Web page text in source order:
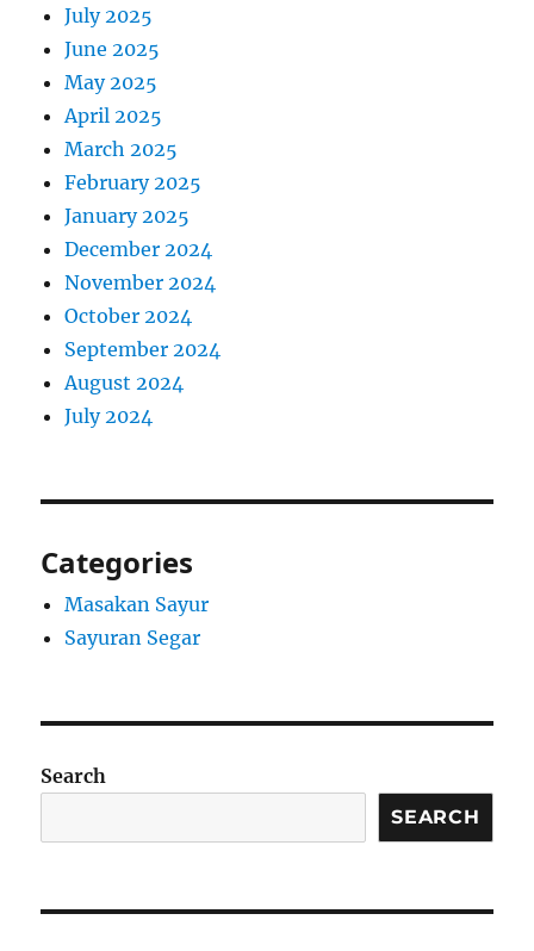
July 2025
June 2025
May 2025
April 2025
March 2025
February 2025
January 2025
December 2024
November 2024
October 2024
September 2024
August 2024
July 2024
Categories
Masakan Sayur
Sayuran Segar
Search
SEARCH